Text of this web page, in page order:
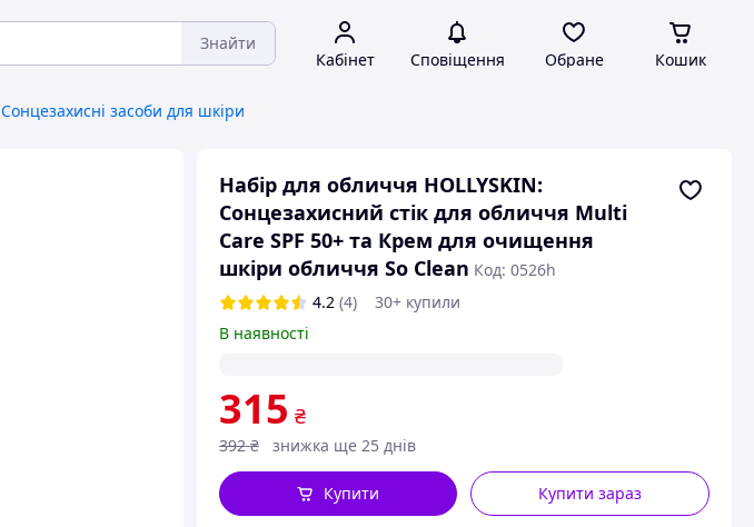
Знайти
Кабінет Сповіщення Обране Кошик
Сонцезахисні засоби для шкіри
Набір для обличчя HOLLYSKIN:
Сонцезахисний стік для обличчя Multi
Care SPF 50+ та Крем для очищення
шкіри обличчя So Clean Код: 0526h
4.2 (4)
30+ купили
В наявності
315 ₴
392 ₴ знижка ще 25 днів
Купити зараз
Купити